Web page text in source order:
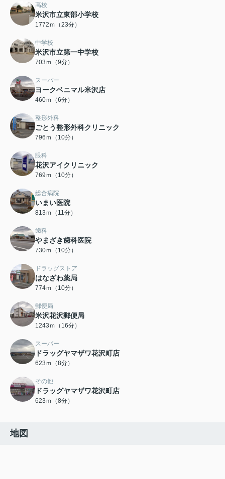
高校
米沢市立東部小学校
1772ｍ（23分）
中学校
米沢市立第一中学校
703ｍ（9分）
スーパー
ヨークベニマル米沢店
460ｍ（6分）
整形外科
ごとう整形外科クリニック
796ｍ（10分）
眼科
花沢アイクリニック
769ｍ（10分）
総合病院
いまい医院
813ｍ（11分）
歯科
やまざき歯科医院
730ｍ（10分）
ドラッグストア
はなざわ薬局
774ｍ（10分）
郵便局
米沢花沢郵便局
1243ｍ（16分）
スーパー
ドラッグヤマザワ花沢町店
623ｍ（8分）
その他
ドラッグヤマザワ花沢町店
623ｍ（8分）
地図